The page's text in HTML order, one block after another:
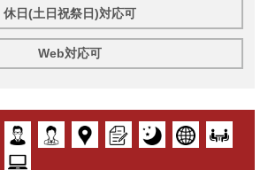
休日(土日祝祭日)対応可
Web対応可